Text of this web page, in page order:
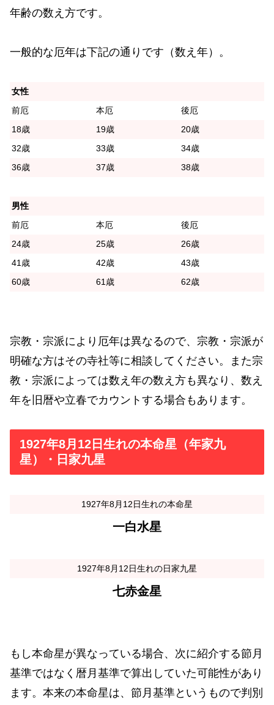
年齢の数え方です。
一般的な厄年は下記の通りです（数え年）。
女性
前厄
本厄
後厄
18歳
19歳
20歳
32歳
33歳
34歳
36歳
37歳 38歳
男性
前厄
本厄
後厄
24歳
25歳
26歳
41歳
42歳
43歳
60歳
61歳 62歳
宗教・宗派により厄年は異なるので、宗教・宗派が
明確な方はその寺社等に相談してください。また宗
教・宗派によっては数え年の数え方も異なり、数え
年を旧暦や立春でカウントする場合もあります。
1927年8月12日生れの本命星（年家九
星）・日家九星
1927年8月12日生れの本命星
一白水星
1927年8月12日生れの日家九星
七赤金星
もし本命星が異なっている場合、次に紹介する節月
基準ではなく暦月基準で算出していた可能性があり
ます。本来の本命星は、節月基準というもので判別